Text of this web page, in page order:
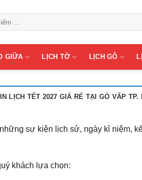
GIỮA LỊCH TỜ LỊCH GỖ
IN LỊCH TẾT 2027 GIÁ RẺ TẠI GÒ VẤP TP.
sự kiện lịch sử, ngày kỉ
khách lựa chọn: